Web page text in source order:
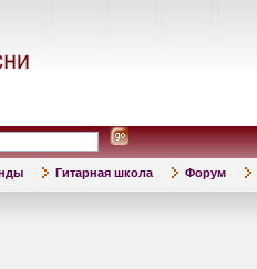
Гитарная школа Форум